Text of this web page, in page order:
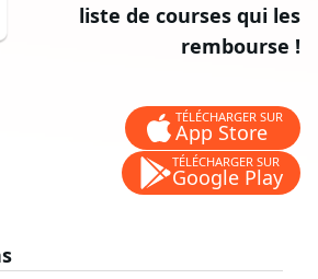
liste de courses qui les
rembourse !
TÉLÉCHARGER SUR
App Store
TÉLÉCHARGER SUR
Google Play